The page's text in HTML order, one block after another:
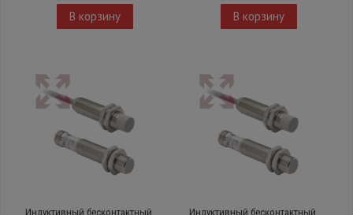
В корзину В корзину
Индуктивный бесконтактный
Индуктивный бесконтактный